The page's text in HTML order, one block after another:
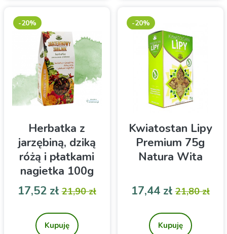
Herbatka z
jarzębiną, dziką
różą i płatkami
nagietka 100g
NATURA WITA
Zagajnik: Herbatka z
jarzębiną, dziką różą i
Cena
17,52 złCena podstawowa
21,90 zł
Kupuję
-20%
Kwiatostan Lipy
Premium 75g
Natura Wita
ziołowy
Cena
17,44 złCena
21,80 zł
Kupuję
-20%